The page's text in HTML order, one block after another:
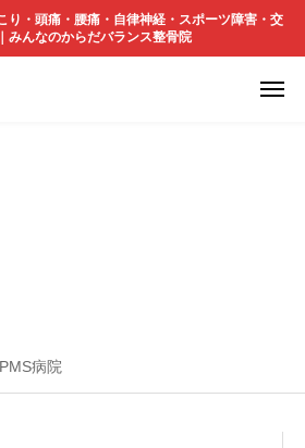
り・頭痛・腰痛・自律神経・スポーツ障害・交
みんなのからだバランス整骨院
病院